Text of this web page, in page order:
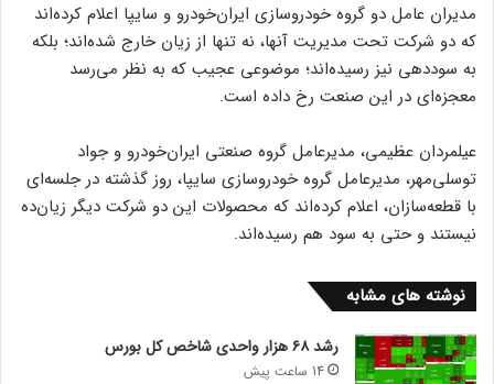
مدیران عامل دو گروه خودروسازی ایران‌خودرو و سایپا اعلام کرده‌اند
که دو شرکت تحت مدیریت آنها، نه تنها از زیان خارج شده‌اند؛ بلکه
به سوددهی نیز رسیده‌اند؛ موضوعی عجیب که به نظر می‌رسد
معجزه‌ای در این صنعت رخ داده است.
عیلمردان عظیمی، مدیرعامل گروه صنعتی ایران‌خودرو و جواد
توسلی‌مهر، مدیرعامل گروه خودروسازی سایپا، روز گذشته در جلسه‌ای
با قطعه‌سازان، اعلام کرده‌اند که محصولات این دو شرکت دیگر زیان‌ده
نیستند و حتی به سود هم رسیده‌اند.
نوشته های مشابه
رشد ۶۸ هزار واحدی شاخص کل بورس
14 ساعت پیش